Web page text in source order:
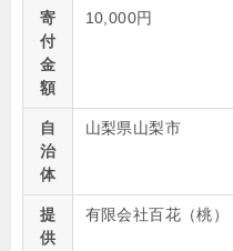
寄
付
金
額
10,000円
自
治
体
山梨県山梨市
提
供
有限会社百花（桃）